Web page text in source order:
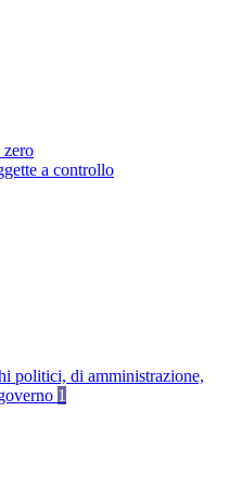
zero
a controllo
politici, di amministrazione,
1